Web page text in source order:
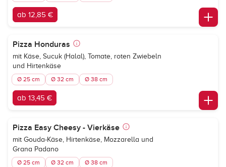
ab 12,85 €
Pizza Honduras
mit Käse, Sucuk (Halal), Tomate, roten Zwiebeln
und Hirtenkäse
Ø 25 cm Ø 32 cm Ø 38 cm
ab 13,45 €
Pizza Easy Cheesy - Vierkäse
mit Gouda-Käse, Hirtenkäse, Mozzarella und
Grana Padano
Ø 25 cm Ø 32 cm Ø 38 cm